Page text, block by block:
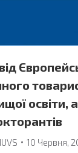
освіти,
10 Червня,